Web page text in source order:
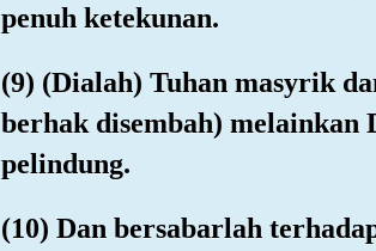
penuh ketekunan.
(9) (Dialah) Tuhan masyrik
berhak disembah) melainkan
pelindung.
(10) Dan bersabarlah